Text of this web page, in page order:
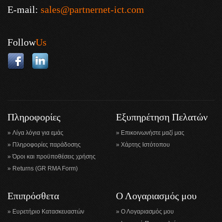
E-mail: sales@partnernet-ict.com
FollowUs
Πληροφορίες
Λίγα λόγια για εμάς
Πληροφορίες παράδοσης
Όροι και προϋποθέσεις χρήσης
Returns (GR RMA Form)
Εξυπηρέτηση Πελατών
Επικοινωνήστε μαζί μας
Χάρτης Ιστότοπου
Επιπρόσθετα
Ευρετήριο Κατασκευαστών
Ο Λογαριασμός μου
Ο Λογαριασμός μου